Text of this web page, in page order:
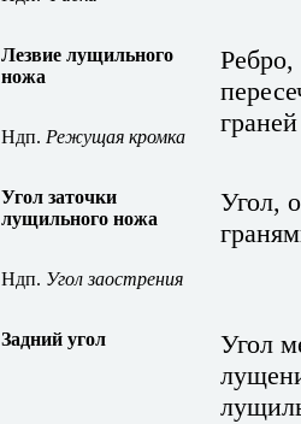
Лезвие лущильного
ножа
Ндп. Режущая кромка
Угол заточки
лущильного ножа
Угол,
Ндп. Угол заострения
Задний угол
Угол